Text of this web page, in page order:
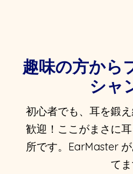
趣味の方から
シャ
初心者でも、耳を鍛
歓迎！ここがまさに
所です。EarMaster
てま